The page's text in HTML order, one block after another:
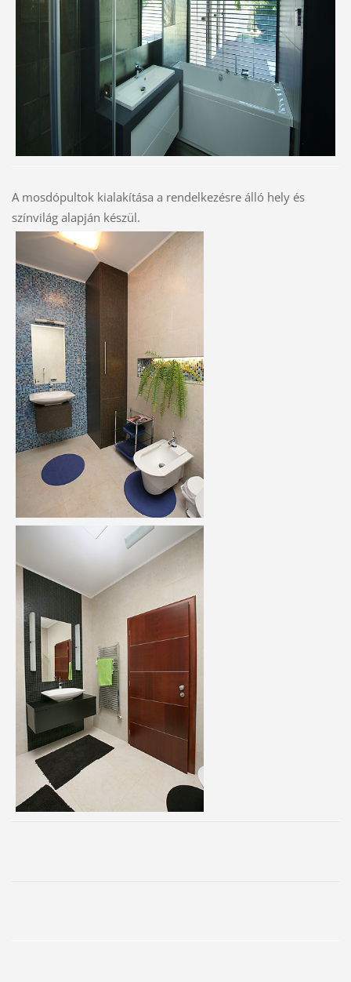
A mosdópultok kialakítása a rendelkezésre álló hely és
színvilág alapján készül.